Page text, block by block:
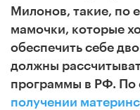
Милонов, такие, по
мамочки, которые
обеспечить себе
должны
программы в РФ. По
получении